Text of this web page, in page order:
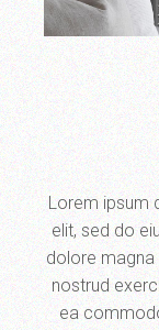
Lorem ipsum
elit, sed do
dolore magna
nostrud
ea